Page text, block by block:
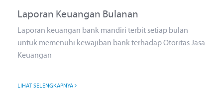
Laporan Keuangan Bulanan
Laporan keuangan bank mandiri terbit setiap bulan
untuk memenuhi kewajiban bank terhadap Otoritas Jasa
Keuangan
LIHAT SELENGKAPNYA